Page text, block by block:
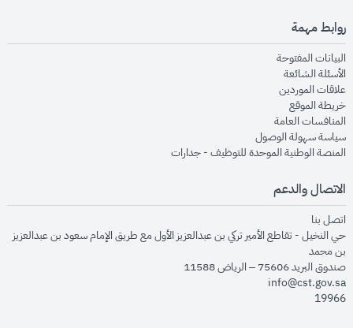
روابط مهمة
البيانات المفتوحةopens in new window
الأسئلة الشائعةopens in new window
علاقات الموردينopens in new window
خريطة الموقعopens in new window
المنافسات العامةopens in new window
سياسة سهولة الوصولopens in new window
المنصة الوطنية الموحدة للتوظيف - جداراتopens in new window
الاتصال والدعم
اتصل بنا
حي النخيل - تقاطع الأمير تركي بن عبدالعزيز الأول مع طريق الإمام سعود بن عبدالعزيز
بن محمد
صندوق البريد 75606 – الرياض 11588
info@cst.gov.sa
19966